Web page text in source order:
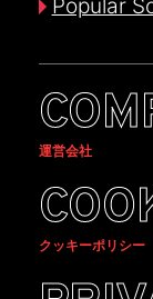
Popular
運営会社
クッキーポリシー